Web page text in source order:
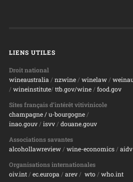
LIENS UTILES
Droit national
wineaustralia / nzwine/ winelaw/
/ wineinstitute/ ttb.gov/wine/ food.gov
Sites français d’intérêt vitivinicole
champagne/ u-bourgogne/
inao.gouv/ isvv/ douane.gouv
Associations savantes
alcohollawreview/ wine-economics/ aidv
Organisations internationales
oiv.int/ ec.europa/ arev/ wto/ who.int